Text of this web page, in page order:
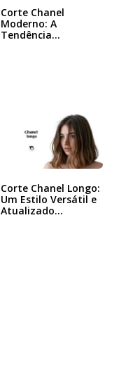
Corte Chanel
Moderno: A
Tendência
Corte Chanel Longo:
Um Estilo Versátil e
Atualizado…